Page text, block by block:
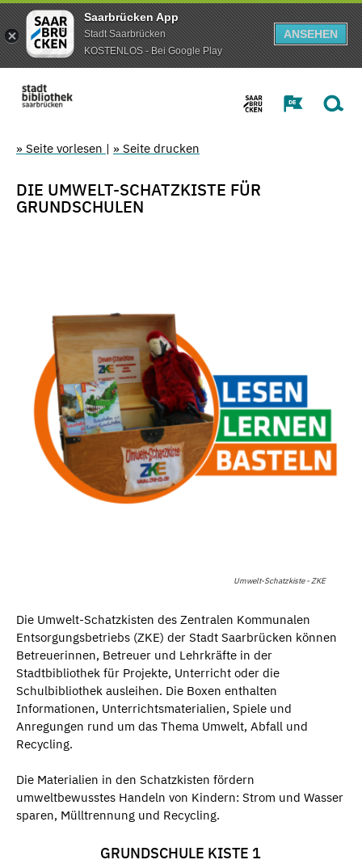
Saarbrücken App
Stadt Saarbrücken
KOSTENLOS - Bei Google Play
ANSEHEN
» Seite vorlesen | » Seite drucken
DIE UMWELT-SCHATZKISTE FÜR
GRUNDSCHULEN
Umwelt-Schatzkiste - ZKE
Die Umwelt-Schatzkisten des Zentralen Kommunalen
Entsorgungsbetriebs (ZKE) der Stadt Saarbrücken können
Betreuerinnen, Betreuer und Lehrkräfte in der
Stadtbibliothek für Projekte, Unterricht oder die
Schulbibliothek ausleihen. Die Boxen enthalten
Informationen, Unterrichtsmaterialien, Spiele und
Anregungen rund um das Thema Umwelt, Abfall und
Recycling.
Die Materialien in den Schatzkisten fördern
umweltbewusstes Handeln von Kindern: Strom und Wasser
sparen, Mülltrennung und Recycling.
GRUNDSCHULE KISTE 1